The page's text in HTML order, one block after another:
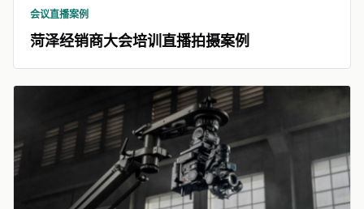
会议直播案例
菏泽经销商大会培训直播拍摄案例